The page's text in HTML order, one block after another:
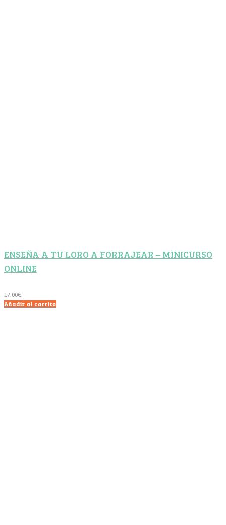
ENSEÑA A TU LORO A FORRAJEAR – MINICURSO
ONLINE
17,00€
Añadir al carrito